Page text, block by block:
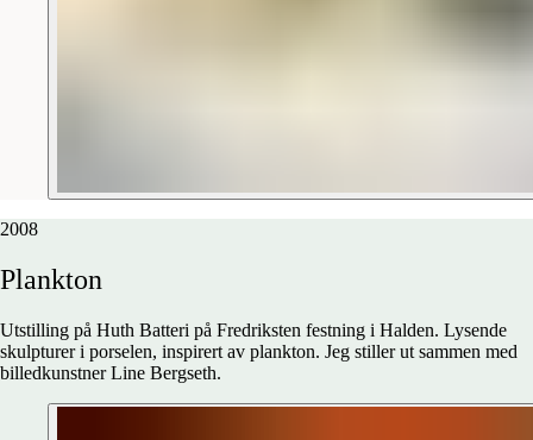
2008
Plankton
Utstilling på Huth Batteri på Fredriksten festning i Halden. Lysende
skulpturer i porselen, inspirert av plankton. Jeg stiller ut sammen med
billedkunstner Line Bergseth.